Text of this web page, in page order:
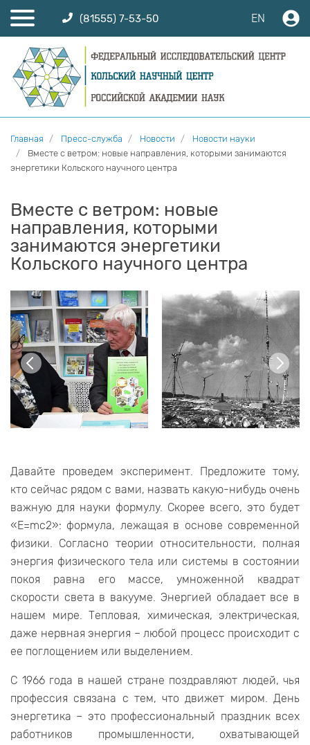
(81555) 7-53-50 EN
Главная Пресс-служба Новости
Новости науки
Вместе с ветром: новые направления, которыми занимаются
энергетики Кольского научного центра
Вместе с ветром: новые
направления, которыми
занимаются энергетики
Кольского научного центра
Давайте проведем эксперимент. Предложите тому,
кто сейчас рядом с вами, назвать какую-нибудь очень
важную для науки формулу. Скорее всего, это будет
«E=mc2»: формула, лежащая в основе современной
физики. Согласно теории относительности, полная
энергия физического тела или системы в состоянии
покоя равна его массе, умноженной квадрат
скорости света в вакууме. Энергией обладает все в
нашем мире. Тепловая, химическая, электрическая,
даже нервная энергия – любой процесс происходит с
ее поглощением или выделением.
С 1966 года в нашей стране поздравляют людей, чья
профессия связана с тем, что движет миром. День
энергетика – это профессиональный праздник всех
работников промышленности, охватывающей